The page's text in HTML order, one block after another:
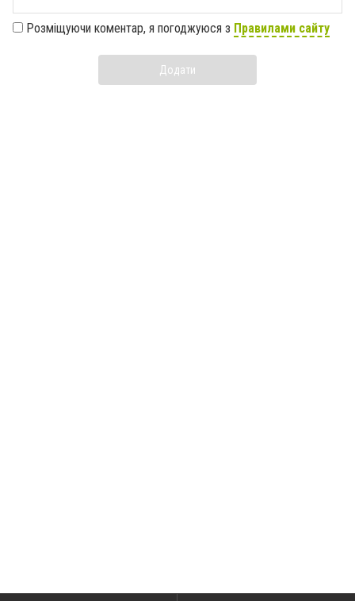
Розміщуючи коментар, я погоджуюся з Правилами сайту
Додати